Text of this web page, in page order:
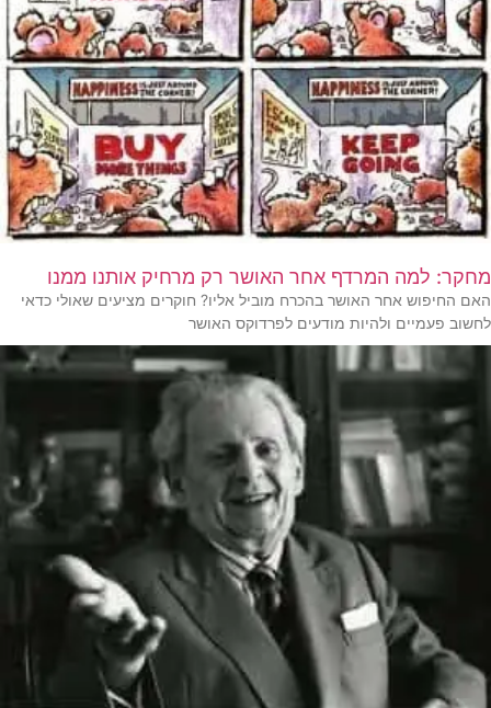
מחקר: למה המרדף אחר האושר רק מרחיק אותנו ממנו
האם החיפוש אחר האושר בהכרח מוביל אליו? חוקרים מציעים שאולי כדאי
לחשוב פעמיים ולהיות מודעים לפרדוקס האושר